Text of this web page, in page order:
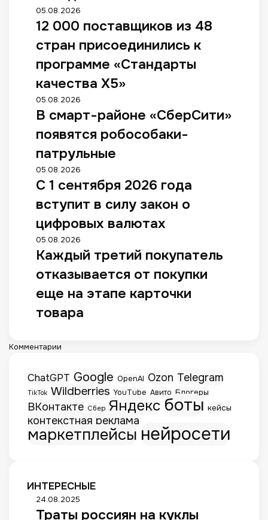
05.08.2026
12 000 поставщиков из 48
стран присоединились к
программе «Стандарты
качества X5»
05.08.2026
В смарт-районе «СберСити»
появятся робособаки-
патрульные
05.08.2026
С 1 сентября 2026 года
вступит в силу закон о
цифровых валютах
05.08.2026
Каждый третий покупатель
отказывается от покупки
еще на этапе карточки
товара
Комментарии
ChatGPT Google OpenAI Ozon Telegram
TikTok Wildberries YouTube Авито Блогеры
ВКонтакте Сбер Яндекс боты кейсы
контекстная реклама
маркетплейсы нейросети
ИНТЕРЕСНЫЕ
Т
р
24.08.2025
Траты россиян на куклы